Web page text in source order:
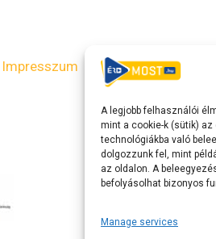
A legjobb felhasználói
mint a cookie-k (sütik)
technológiákba való
dolgozzunk fel, mint
az oldalon. A
befolyásolhat bizonyos
Manage services
Impresszum ÁSZF